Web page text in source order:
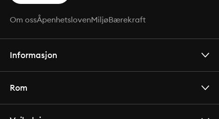
Om ossÅpenhetslovenMiljøBærekraft
Informasjon
Rom